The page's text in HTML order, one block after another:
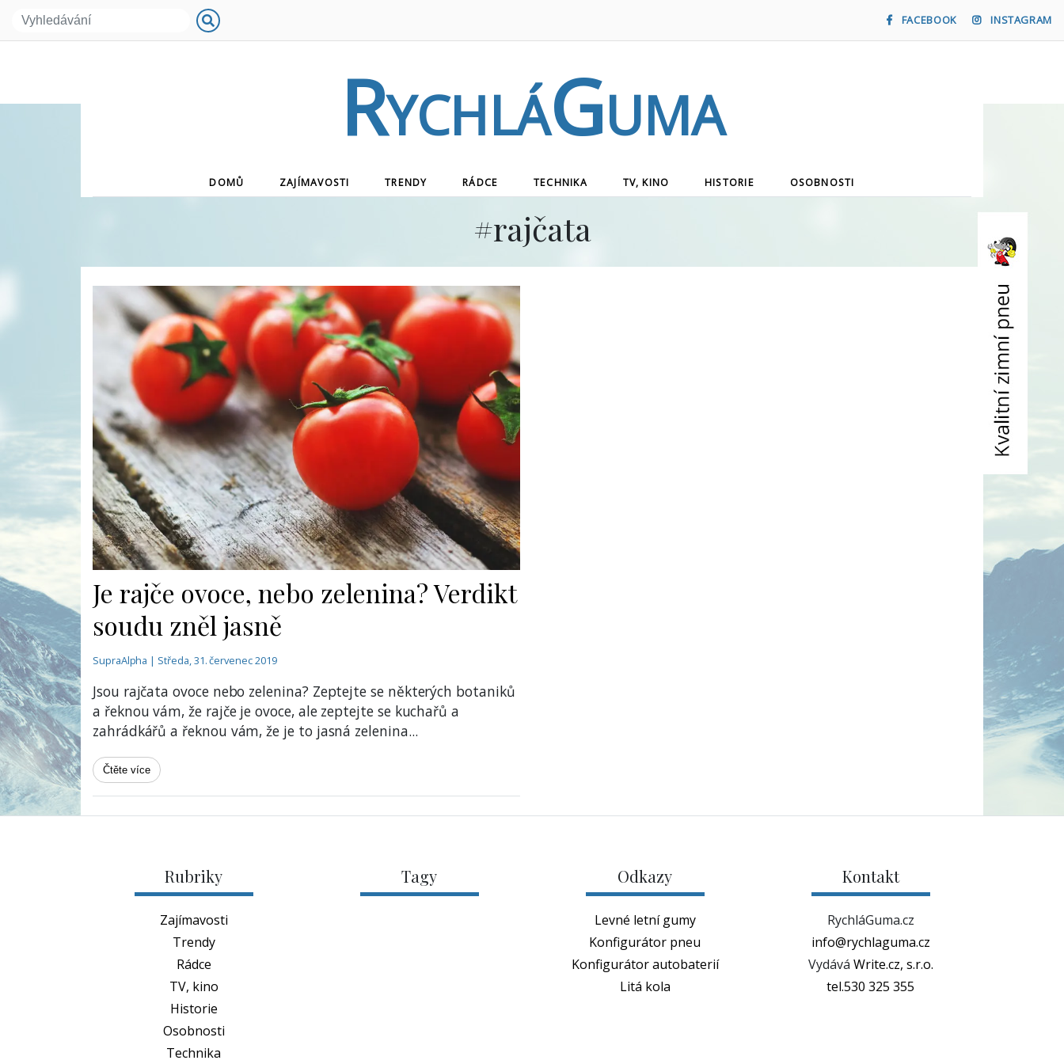
FACEBOOK INSTAGRAM
RychláGuma
DOMŮ (CURRENT)ZAJÍMAVOSTI TRENDY RÁDCE TECHNIKA TV, KINO HISTORIE OSOBNOSTI
#rajčata
Je rajče ovoce, nebo zelenina? Verdikt
soudu zněl jasně
SupraAlpha | Středa, 31. červenec 2019
Jsou rajčata ovoce nebo zelenina? Zeptejte se některých botaniků
a řeknou vám, že rajče je ovoce, ale zeptejte se kuchařů a
zahrádkářů a řeknou vám, že je to jasná zelenina...
Čtěte více
Rubriky
Zajímavosti
Trendy
Rádce
TV, kino
Historie
Osobnosti
Technika
Tagy Odkazy
Levné letní gumy
Konfigurátor pneu
Konfigurátor autobaterií
Litá kola
Kontakt
RychláGuma.cz
info@rychlaguma.cz
Vydává Write.cz, s.r.o.
tel.530 325 355